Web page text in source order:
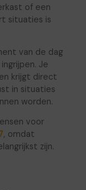
of een
situaties is
van de dag
Je
krijgt direct
in situaties
worden.
voor
, omdat
zijn.